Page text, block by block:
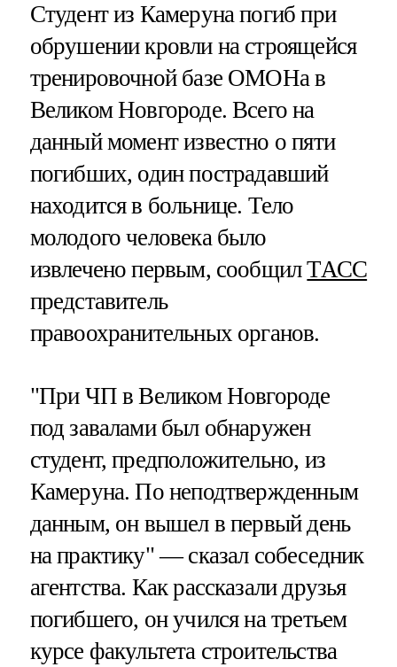
Студент из Камеруна погиб при
обрушении кровли на строящейся
тренировочной базе ОМОНа в
Великом Новгороде. Всего на
данный момент известно о пяти
погибших, один пострадавший
находится в больнице. Тело
молодого человека было
извлечено первым, сообщилТАСС
представитель
правоохранительных органов.
"При ЧП в Великом Новгороде
под завалами был обнаружен
студент, предположительно, из
Камеруна. По неподтвержденным
данным, он вышел в первый день
на практику" — сказал собеседник
агентства. Как рассказали друзья
погибшего, он учился на третьем
курсе факультета строительства